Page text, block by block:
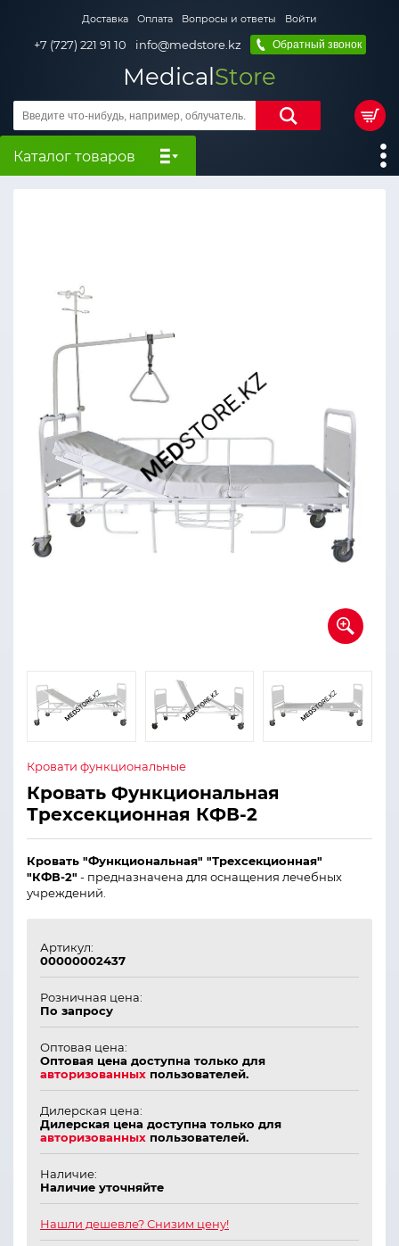
Доставка Оплата Вопросы и ответы Войти
+7 (727) 221 91 10 info@medstore.kz Обратный звонок
MedicalStore
Каталог товаров
Кровати функциональные
Кровать Функциональная
Трехсекционная КФВ-2
Кровать "Функциональная" "Трехсекционная"
"КФВ-2" - предназначена для оснащения лечебных
учреждений.
Артикул:
00000002437
Розничная цена:
По запросу
Оптовая цена:
Оптовая цена доступна только для
авторизованных пользователей.
Дилерская цена:
Дилерская цена доступна только для
авторизованных пользователей.
Наличие:
Наличие уточняйте
Нашли дешевле? Снизим цену!